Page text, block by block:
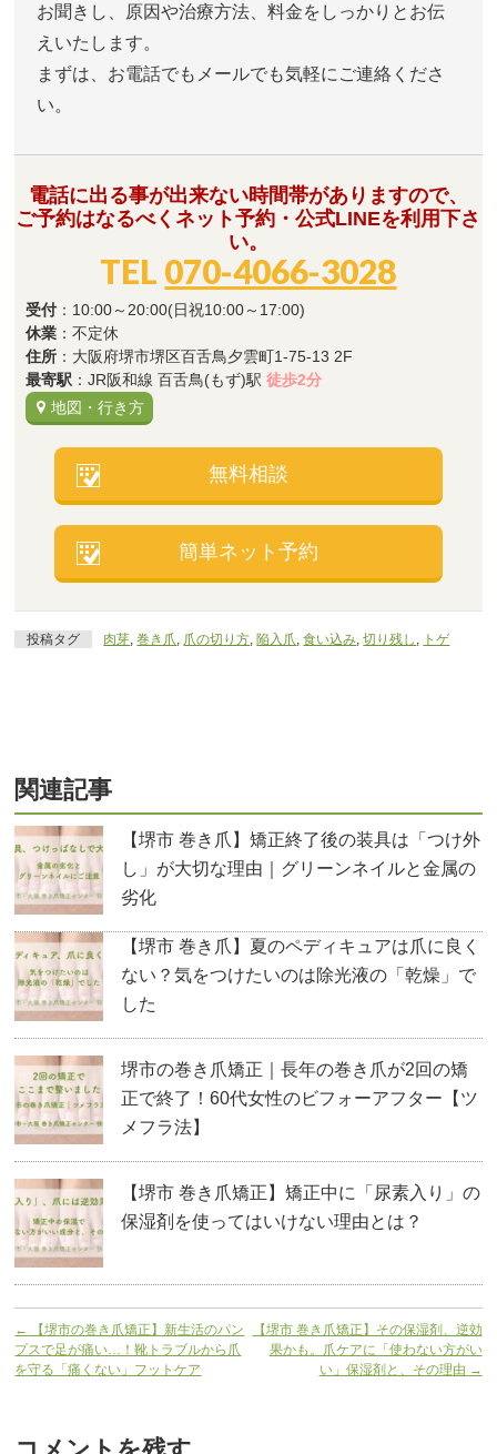
お聞きし、原因や治療方法、料金をしっかりとお伝
えいたします。
まずは、お電話でもメールでも気軽にご連絡くださ
い。
電話に出る事が出来ない時間帯がありますので、
ご予約はなるべくネット予約・公式LINEを利用下さ
い。
TEL 070-4066-3028
受付 ：10:00～20:00(日祝10:00～17:00)
休業 ：不定休
住所 ：大阪府堺市堺区百舌鳥夕雲町1-75-13 2F
最寄駅 ：JR阪和線 百舌鳥(もず)駅徒歩2分
地図・行き方
無料相談
簡単ネット予約
投稿タグ 肉芽 ,巻き爪 爪の切り方 ,陥入爪 ,食い込み ,切り残し トゲ
関連記事
【堺市 巻き爪】矯正終了後の装具は「つけ外
し」が大切な理由｜グリーンネイルと金属の
劣化
【堺市 巻き爪】夏のペディキュアは爪に良く
ない？気をつけたいのは除光液の「乾燥」で
した
堺市の巻き爪矯正｜長年の巻き爪が2回の矯
正で終了！60代女性のビフォーアフター【ツ
メフラ法】
【堺市 巻き爪矯正】矯正中に「尿素入り」の
保湿剤を使ってはいけない理由とは？
←
【堺市の巻き爪矯正】新生活のパン
プスで足が痛い…！靴トラブルから爪
を守る「痛くない」フットケア
【堺市 巻き爪矯正】その保湿剤、逆効
果かも。爪ケアに「使わない方がい
い」保湿剤と、その理由 →